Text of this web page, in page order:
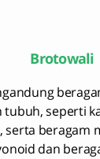
Brotowali
tubuh, seperti
serta beragam
dan